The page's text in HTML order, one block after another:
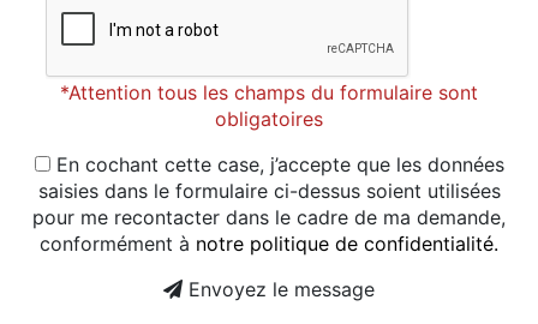
*Attention tous les champs du formulaire sont
obligatoires
En cochant cette case, j’accepte que les données
saisies dans le formulaire ci-dessus soient utilisées
pour me recontacter dans le cadre de ma demande,
conformément à notre politique de confidentialité.
Envoyez le message